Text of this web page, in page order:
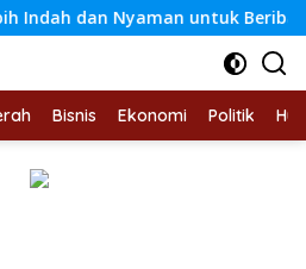
Nyaman untuk Beribadah
Bisnis Ekonomi Politik